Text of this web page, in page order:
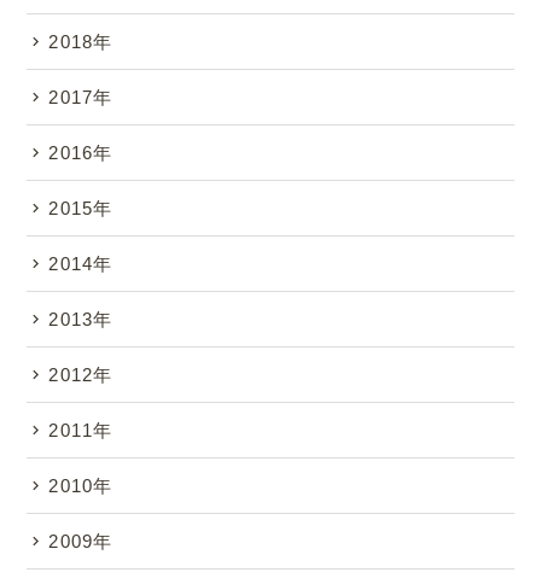
2018年
2017年
2016年
2015年
2014年
2013年
2012年
2011年
2010年
2009年